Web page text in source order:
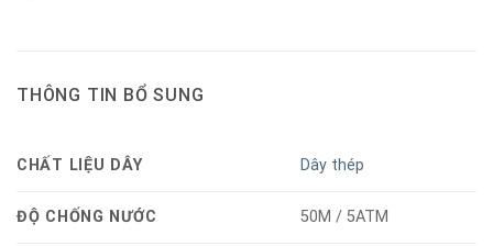
THÔNG TIN BỔ SUNG
CHẤT LIỆU DÂY Dây thép
ĐỘ CHỐNG NƯỚC 50M / 5ATM